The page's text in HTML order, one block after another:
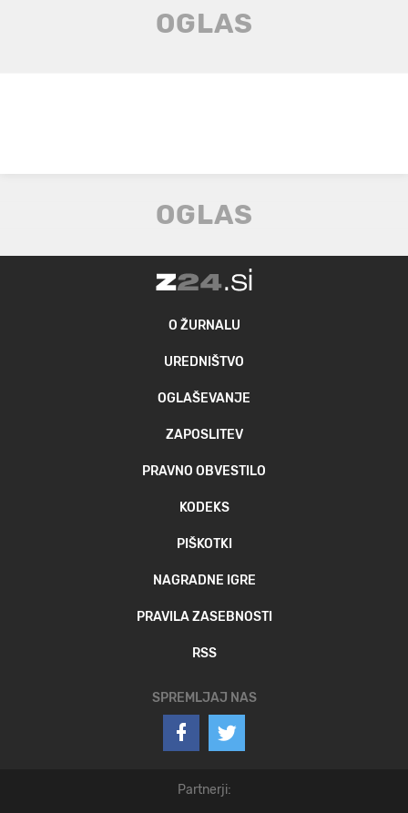
O ŽURNALU
UREDNIŠTVO
OGLAŠEVANJE
ZAPOSLITEV
PRAVNO OBVESTILO
KODEKS
PIŠKOTKI
NAGRADNE IGRE
PRAVILA ZASEBNOSTI
RSS
SPREMLJAJ NAS
Partnerji: